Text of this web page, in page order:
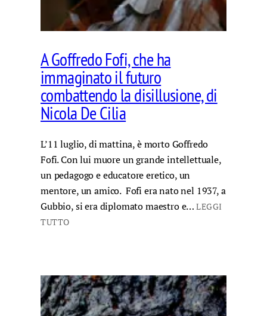
A Goffredo Fofi, che ha
immaginato il futuro
combattendo la disillusione, di
Nicola De Cilia
L’11 luglio, di mattina, è morto Goffredo
Fofi. Con lui muore un grande intellettuale,
un pedagogo e educatore eretico, un
mentore, un amico. Fofi era nato nel 1937, a
Gubbio, si era diplomato maestro e…LEGGI
TUTTO